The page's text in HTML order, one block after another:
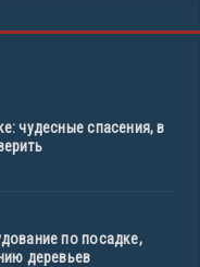
чудесные спасения, в
по посадке,
деревьев